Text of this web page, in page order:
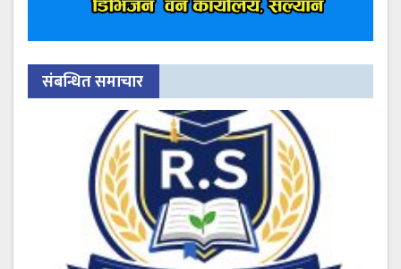
संबन्धित समाचार